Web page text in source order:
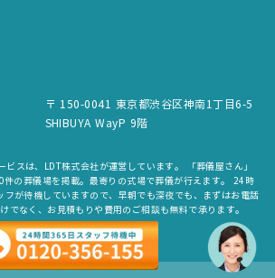
〒 150-0041 東京都渋谷区神南1丁目6-5
SHIBUYA WayP 9階
ビスは、LDT株式会社が運営しています。 「葬儀屋さん」
の葬儀場を掲載。最寄りの式場で葬儀が行えます。 24時
が待機していますので、早朝でも深夜でも、まずはお電話
でなく、お見積もりや費用のご相談も無料で承ります。
copyright © LDT.Co.Ltd. All Rights Reserved.